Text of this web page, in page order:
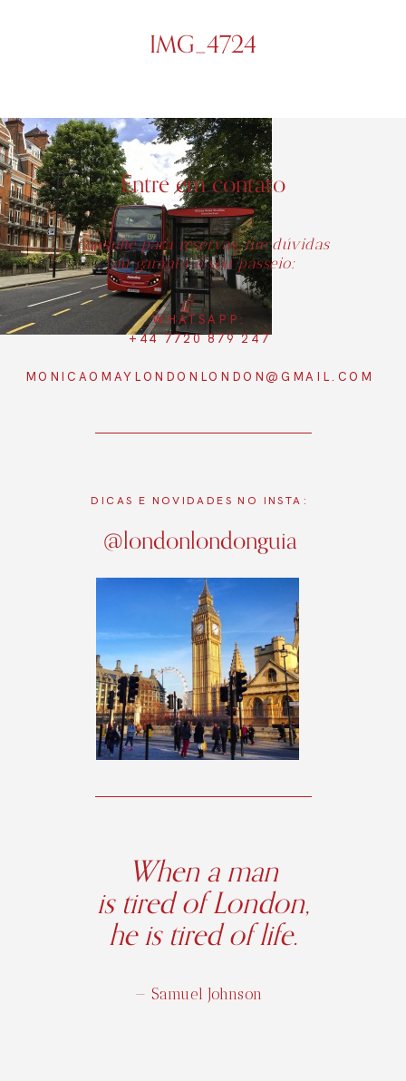
IMG_4724
DICAS E NOVIDADES NO INSTA:
When a man
is tired of London,
he is tired of life.
Entre em contato
@londonlondonguia
Consulte para reservas, tire dúvidas
ou garanta o seu passeio:
WHATSAPP:
+44 7720 879 247
MONICAOMAYLONDONLONDON@GMAIL.COM
— Samuel Johnson